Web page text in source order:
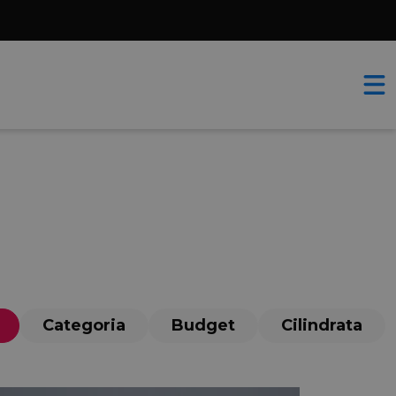
Categoria Budget Cilindrata